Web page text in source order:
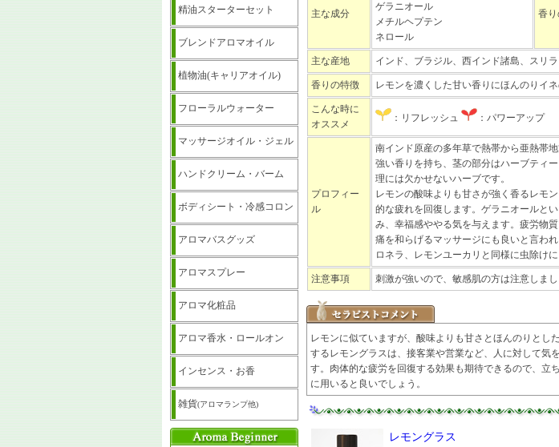
精油スターターセット
ブレンドアロマオイル
植物油(キャリアオイル)
フローラルウォーター
マッサージオイル・ジェル
ハンドクリーム・バーム
ボディシート・冷感コロン
アロマバスグッズ
アロマスプレー
アロマ化粧品
アロマ香水・ロールオン
インセンス・お香
雑貨(アロマランプ他)
主な成分
ゲラニオール
メチルヘプテン
ネロール
香
主な産地 インド、ブラジル、西インド諸島、スリ
香りの特徴 レモンを濃くした甘い香りにほんのりイ
こんな時に
オススメ
：リフレッシュ ：パワーアップ
プロフィー
ル
南インド原産の多年草で熱帯から亜熱帯
強い香りを持ち、茎の部分はハーブティ
理には欠かせないハーブです。
レモンの酸味よりも甘さが強く香るレモ
的な疲れを回復します。ゲラニオールと
み、幸福感ややる気を与えます。疲労物
痛を和らげるマッサージにも良いと言わ
ロネラ、レモンユーカリと同様に虫除けに
注意事項 刺激が強いので、敏感肌の方は注意しまし
レモンに似ていますが、酸味よりも甘さとほんのりとし
するレモングラスは、接客業や営業など、人に対して気
す。肉体的な疲労を回復する効果も期待できるので、立
に用いると良いでしょう。
レモングラス